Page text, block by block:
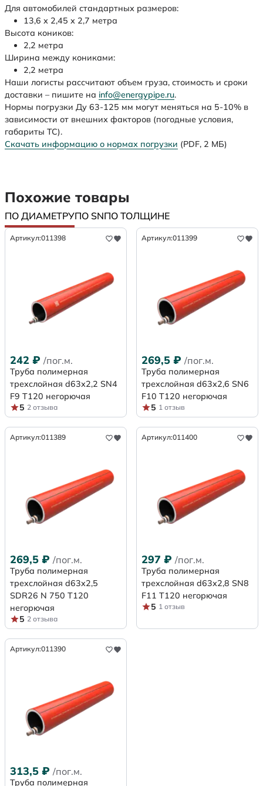
Для автомобилей стандартных размеров:
13,6 х 2,45 х 2,7 метра
Высота коников:
2,2 метра
Ширина между кониками:
2,2 метра
Наши логисты рассчитают объем груза, стоимость и сроки
доставки – пишите на info@energypipe.ru.
Нормы погрузки Ду 63-125 мм могут меняться на 5-10% в
зависимости от внешних факторов (погодные условия,
габариты ТС).
Скачать информацию о нормах погрузки (PDF, 2 МБ)
Похожие товары
ПО ДИАМЕТРУПО SNПО ТОЛЩИНЕ
Артикул:011398
242 ₽ /пог.м.
Труба полимерная
трехслойная d63х2,2 SN4
F9 Т120 негорючая
5 2 отзыва
Артикул:011399
269,5 ₽ /пог.м.
Труба полимерная
трехслойная d63х2,6 SN6
F10 Т120 негорючая
5 1 отзыв
Артикул:011389
269,5 ₽ /пог.м.
Труба полимерная
трехслойная d63x2,5
SDR26 N 750 Т120
негорючая
5 2 отзыва
Артикул:011400
297 ₽ /пог.м.
Труба полимерная
трехслойная d63х2,8 SN8
F11 Т120 негорючая
5 1 отзыв
Артикул:011390
313,5 ₽ /пог.м.
Труба полимерная